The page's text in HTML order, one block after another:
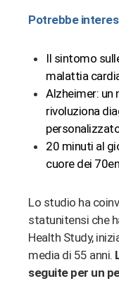
Potrebbe
Il sintomo
malattia
Alzheimer: un
rivoluziona
20 minuti al
cuore dei
Lo studio ha
statunitensi che
Health Study,
media di 55 anni.
seguite per un